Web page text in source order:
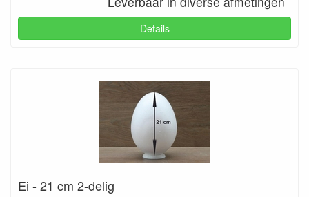
Details
Ei - 21 cm 2-delig